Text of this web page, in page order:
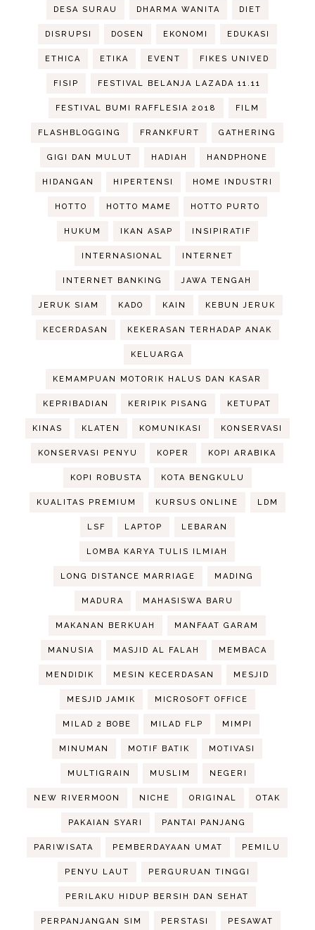
DESA SURAU DHARMA WANITA DIET
DISRUPSI DOSEN EKONOMI EDUKASI
ETHICA ETIKA EVENT FIKES UNIVED
FISIP FESTIVAL BELANJA LAZADA 11.11
FESTIVAL BUMI RAFFLESIA 2018 FILM
FLASHBLOGGING FRANKFURT GATHERING
GIGI DAN MULUT HADIAH HANDPHONE
HIDANGAN HIPERTENSI HOME INDUSTRI
HOTTO HOTTO MAME HOTTO PURTO
HUKUM IKAN ASAP INSIPIRATIF
INTERNASIONAL INTERNET
INTERNET BANKING JAWA TENGAH
JERUK SIAM KADO KAIN KEBUN JERUK
KECERDASAN KEKERASAN TERHADAP ANAK
KELUARGA
KEMAMPUAN MOTORIK HALUS DAN KASAR
KEPRIBADIAN KERIPIK PISANG KETUPAT
KINAS KLATEN KOMUNIKASI KONSERVASI
KONSERVASI PENYU KOPER KOPI ARABIKA
KOPI ROBUSTA KOTA BENGKULU
KUALITAS PREMIUM KURSUS ONLINE LDM
LSF LAPTOP LEBARAN
LOMBA KARYA TULIS ILMIAH
LONG DISTANCE MARRIAGE MADING
MADURA MAHASISWA BARU
MAKANAN BERKUAH MANFAAT GARAM
MANUSIA MASJID AL FALAH MEMBACA
MENDIDIK MESIN KECERDASAN MESJID
MESJID JAMIK MICROSOFT OFFICE
MILAD 2 BOBE MILAD FLP MIMPI
MINUMAN MOTIF BATIK MOTIVASI
MULTIGRAIN MUSLIM NEGERI
NEW RIVERMOON NICHE ORIGINAL OTAK
PAKAIAN SYARI PANTAI PANJANG
PARIWISATA PEMBERDAYAAN UMAT PEMILU
PENYU LAUT PERGURUAN TINGGI
PERILAKU HIDUP BERSIH DAN SEHAT
PERPANJANGAN SIM PERSTASI PESAWAT